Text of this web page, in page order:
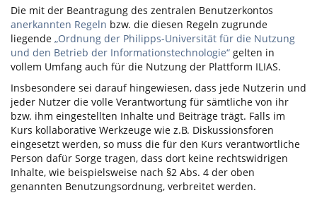
Die mit der Beantragung des zentralen Benutzerkontos
anerkannten Regeln bzw. die diesen Regeln zugrunde
liegende „Ordnung der Philipps-Universität für die Nutzung
und den Betrieb der Informationstechnologie“ gelten in
vollem Umfang auch für die Nutzung der Plattform ILIAS.
Insbesondere sei darauf hingewiesen, dass jede Nutzerin und
jeder Nutzer die volle Verantwortung für sämtliche von ihr
bzw. ihm eingestellten Inhalte und Beiträge trägt. Falls im
Kurs kollaborative Werkzeuge wie z.B. Diskussionsforen
eingesetzt werden, so muss die für den Kurs verantwortliche
Person dafür Sorge tragen, dass dort keine rechtswidrigen
Inhalte, wie beispielsweise nach §2 Abs. 4 der oben
genannten Benutzungsordnung, verbreitet werden.